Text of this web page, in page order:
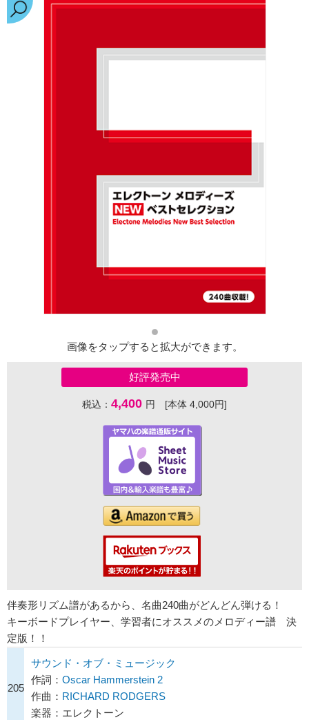
画像をタップすると拡大ができます。
好評発売中
税込： 4,400 円 [本体 4,000円]
伴奏形リズム譜があるから、名曲240曲がどんどん弾ける！
キーボードプレイヤー、学習者にオススメのメロディー譜 決
定版！！
205
サウンド・オブ・ミュージック
作詞： Oscar Hammerstein 2
作曲： RICHARD RODGERS
楽器：エレクトーン